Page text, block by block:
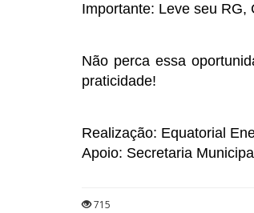
Importante: Leve seu RG,
Não perca essa
praticidade!
Realização: Equatorial
Apoio: Secretaria
715